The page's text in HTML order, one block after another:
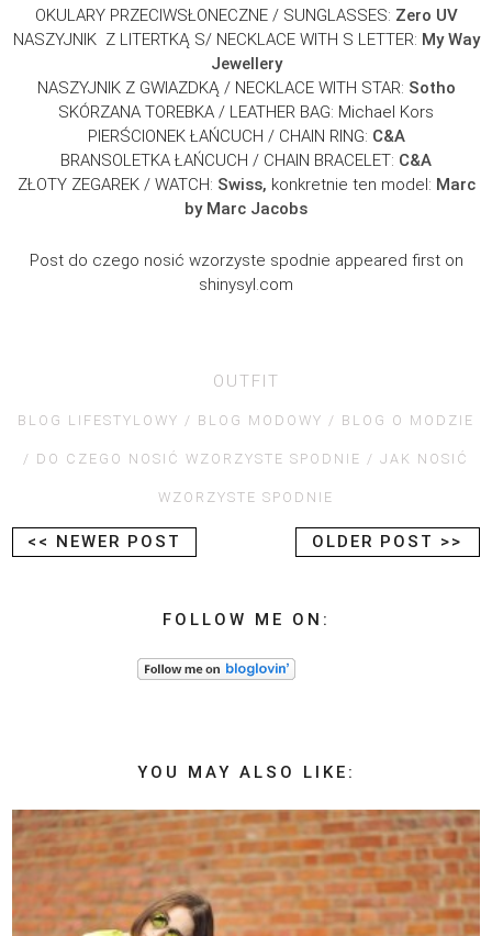
OKULARY PRZECIWSŁONECZNE / SUNGLASSES: Zero UV
NASZYJNIK Z LITERTKĄ S/ NECKLACE WITH S LETTER: My Way
Jewellery
NASZYJNIK Z GWIAZDKĄ / NECKLACE WITH STAR: Sotho
SKÓRZANA TOREBKA / LEATHER BAG: Michael Kors
PIERŚCIONEK ŁAŃCUCH / CHAIN RING: C&A
BRANSOLETKA ŁAŃCUCH / CHAIN BRACELET: C&A
ZŁOTY ZEGAREK / WATCH: Swiss, konkretnie ten model: Marc
by Marc Jacobs
Post do czego nosić wzorzyste spodnie appeared first on
shinysyl.com
OUTFIT
BLOG LIFESTYLOWY BLOG MODOWY BLOG O MODZIE
DO CZEGO NOSIĆ WZORZYSTE SPODNIE JAK NOSIĆ
WZORZYSTE SPODNIE
<< NEWER POST OLDER POST >>
FOLLOW ME ON:
YOU MAY ALSO LIKE: